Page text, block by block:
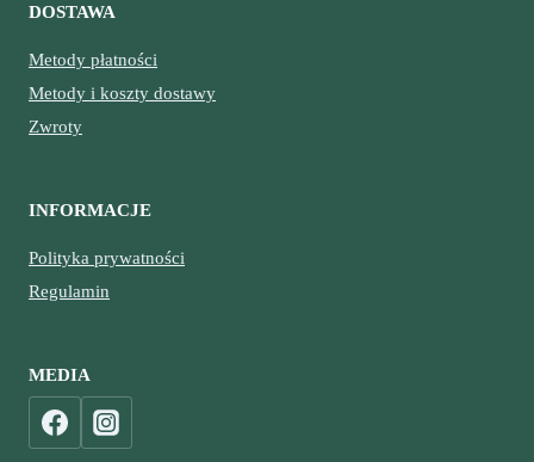
DOSTAWA
Metody płatności
Metody i koszty dostawy
Zwroty
INFORMACJE
Polityka prywatności
Regulamin
MEDIA